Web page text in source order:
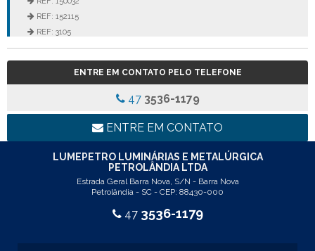
REF: 152115
REF: 3105
REF: 3106
REF: 5105
LINHA LUMINÁRIA COMERCIAL DE EMBUTIR
REF: 102005
REF: 103005
REF: 105015
ENTRE EM CONTATO PELO TELEFONE
47 3536-1179
ENTRE EM CONTATO
LUMEPETRO LUMINÁRIAS E METALÚRGICA
PETROLÂNDIA LTDA
Estrada Geral Barra Nova, S/N - Barra Nova
Petrolândia - SC - CEP: 88430-000
47 3536-1179